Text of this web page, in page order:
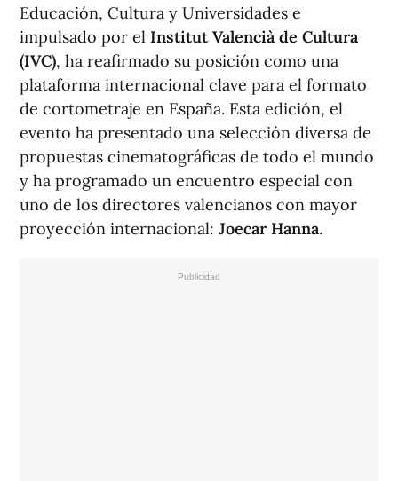
Educación, Cultura y Universidades e
impulsado por el Institut Valencià de Cultura
(IVC), ha reafirmado su posición como una
plataforma internacional clave para el formato
de cortometraje en España. Esta edición, el
evento ha presentado una selección diversa de
propuestas cinematográficas de todo el mundo
y ha programado un encuentro especial con
uno de los directores valencianos con mayor
proyección internacional: Joecar Hanna.